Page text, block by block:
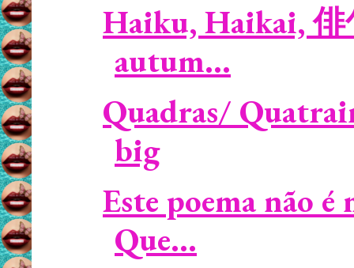
Haiku, Haikai,
autum...
Quadras/
big
Este poema não
Que...